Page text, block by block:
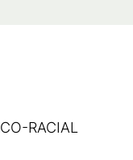
RACIAL